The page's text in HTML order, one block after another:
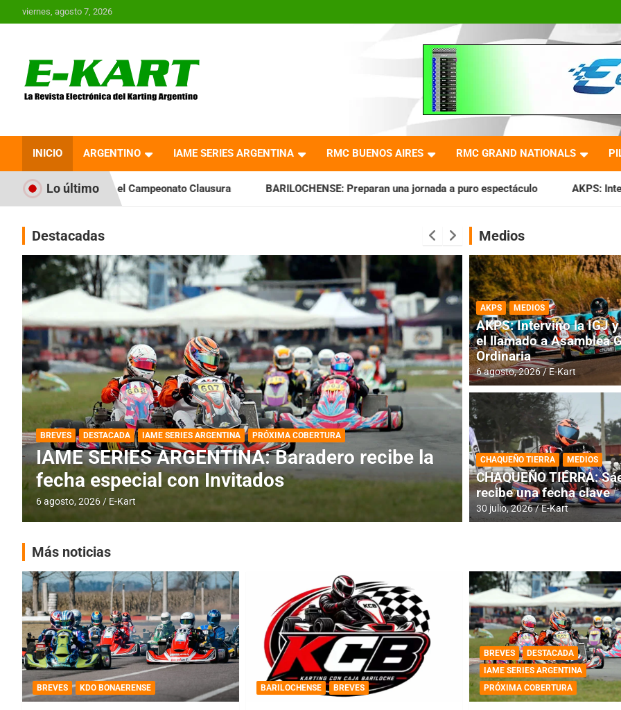
al
viernes, agosto 7, 2026
Revista Electrónica del
Karting en Argentina
INICIO ARGENTINO IAME SERIES ARGENTINA RMC BUENOS AIRES RMC GRAND NATIONALS
Lo último
el Campeonato Clausura BARILOCHENSE: Preparan una jornada a puro espectáculo AKPS: Intervino la IGJ y
Destacadas
DESTACADA IAME SERIES ARGENTINA
IAME SERIES ARGENTINA: Horarios para la
fecha con Invitados
4 agosto, 2026 E-Kart
DESTACADA INFORME CENTRAL
RMC BUENOS
histórica en
4 agosto, 2026 E-Kart
Medios
AKPS MEDIOS
AKPS: Intervino la IGJ
el llamado a Asamblea
Ordinaria
6 agosto, 2026 E-Kart
CHAQUEÑO TIERRA MEDIOS
CHAQUEÑO TIERRA:
recibe una fecha clave
30 julio, 2026 E-Kart
Más noticias
BREVES KDO BONAERENSE BARILOCHENSE BREVES
BREVES
DESTACADA
IAME SERIES ARGENTINA
PRÓXIMA COBERTURA